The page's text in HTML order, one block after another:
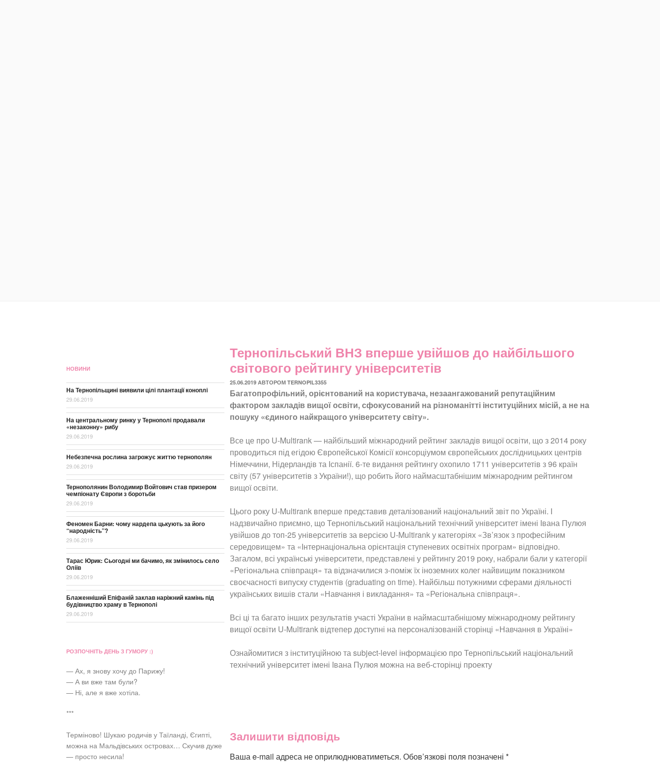
Тернопільський ВНЗ вперше увійшов до найбільшого
світового рейтингу університетів
ОПУБЛІКОВАНО
25.06.2019 АВТОРОМ TERNOPIL3355
Багатопрофільний, орієнтований на користувача, незаангажований репутаційним
фактором закладів вищої освіти, сфокусований на різноманітті інституційних місій, а не на
пошуку «єдиного найкращого університету світу».
Все це про U-Multirank — найбільший міжнародний рейтинг закладів вищої освіти, що з 2014 року
проводиться під егідою Європейської Комісії консорціумом європейських дослідницьких центрів
Німеччини, Нідерландів та Іспанії. 6-те видання рейтингу охопило 1711 університетів з 96 країн
світу (57 університетів з України!), що робить його наймасштабнішим міжнародним рейтингом
вищої освіти.
Цього року U-Multirank вперше представив деталізований національний звіт по Україні. І
надзвичайно приємно, що Тернопільський національний технічний університет імені Івана Пулюя
увійшов до топ-25 університетів за версією U-Multirank у категоріях «Зв’язок з професійним
середовищем» та «Інтернаціональна орієнтація ступеневих освітніх програм» відповідно.
Загалом, всі українські університети, представлені у рейтингу 2019 року, набрали бали у категорії
«Регіональна співпраця» та відзначилися з-поміж їх іноземних колег найвищим показником
своєчасності випуску студентів (graduating on time). Найбільш потужними сферами діяльності
українських вишів стали «Навчання і викладання» та «Регіональна співпраця».
Всі ці та багато інших результатів участі України в наймасштабнішому міжнародному рейтингу
вищої освіти U-Multirank відтепер доступні на персоналізованій сторінці «Навчання в Україні»
Ознайомитися з інституційною та subject-level інформацією про Тернопільський національний
технічний університет імені Івана Пулюя можна на веб-сторінці проекту
Залишити відповідь
Ваша e-mail адреса не оприлюднюватиметься. Обов’язкові поля позначені *
НОВИНИ
На Тернопільщині виявили цілі плантації коноплі
29.06.2019
На центральному ринку у Тернополі продавали
«незаконну» рибу
29.06.2019
Небезпечна рослина загрожує життю тернополян
29.06.2019
Тернополянин Володимир Войтович став призером
чемпіонату Європи з боротьби
29.06.2019
Феномен Барни: чому нардепа цькують за його
“народність”?
29.06.2019
Тарас Юрик: Сьогодні ми бачимо, як змінилось село
Оліїв
29.06.2019
Блаженніший Епіфаній заклав наріжний камінь під
будівництво храму в Тернополі
29.06.2019
РОЗПОЧНІТЬ ДЕНЬ З ГУМОРУ :)
— Ах, я знову хочу до Парижу!
— А ви вже там були?
— Ні, але я вже хотіла.
***
Терміново! Шукаю родичів у Таїланді, Єгипті,
можна на Мальдівських островах… Скучив дуже
— просто несила!